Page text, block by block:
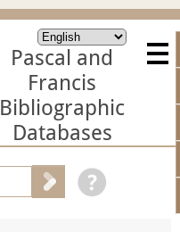
Pascal and
Francis
Bibliographic
Databases